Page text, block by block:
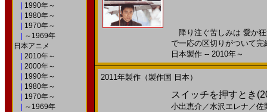
1990年～
1980年～
1970年～
～1969年
日本アニメ
2010年～
2000年～
1990年～
1980年～
1970年～
～1969年
降り注ぐ苦しみは 愛か
で一応の区切りがついて
日本製作 -- 2010年～
2011年製作（製作国 日本）
スイッチを押すとき
小出恵介 ／水沢エレナ ／佐